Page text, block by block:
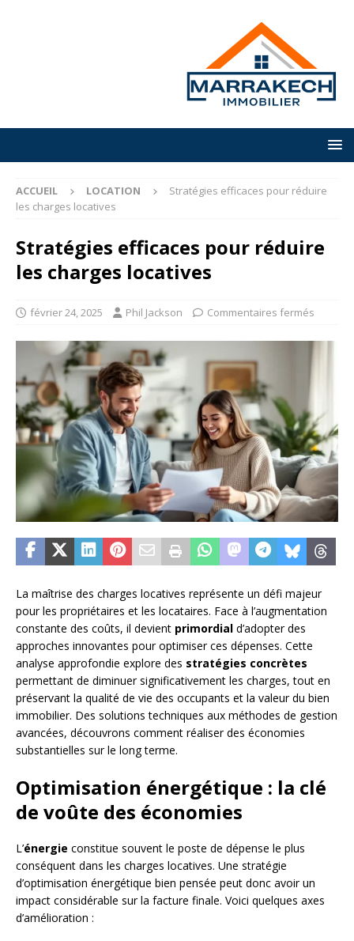
ACCUEIL LOCATION
Stratégies efficaces pour réduire
les charges locatives
Stratégies efficaces pour réduire
les charges locatives
février 24, 2025 Phil Jackson Commentaires fermés
La maîtrise des charges locatives représente un défi majeur
pour les propriétaires et les locataires. Face à l’augmentation
constante des coûts, il devient primordial d’adopter des
approches innovantes pour optimiser ces dépenses. Cette
analyse approfondie explore des stratégies concrètes
permettant de diminuer significativement les charges, tout en
préservant la qualité de vie des occupants et la valeur du bien
immobilier. Des solutions techniques aux méthodes de gestion
avancées, découvrons comment réaliser des économies
substantielles sur le long terme.
Optimisation énergétique : la clé
de voûte des économies
L’énergie constitue souvent le poste de dépense le plus
conséquent dans les charges locatives. Une stratégie
d’optimisation énergétique bien pensée peut donc avoir un
impact considérable sur la facture finale. Voici quelques axes
d’amélioration :